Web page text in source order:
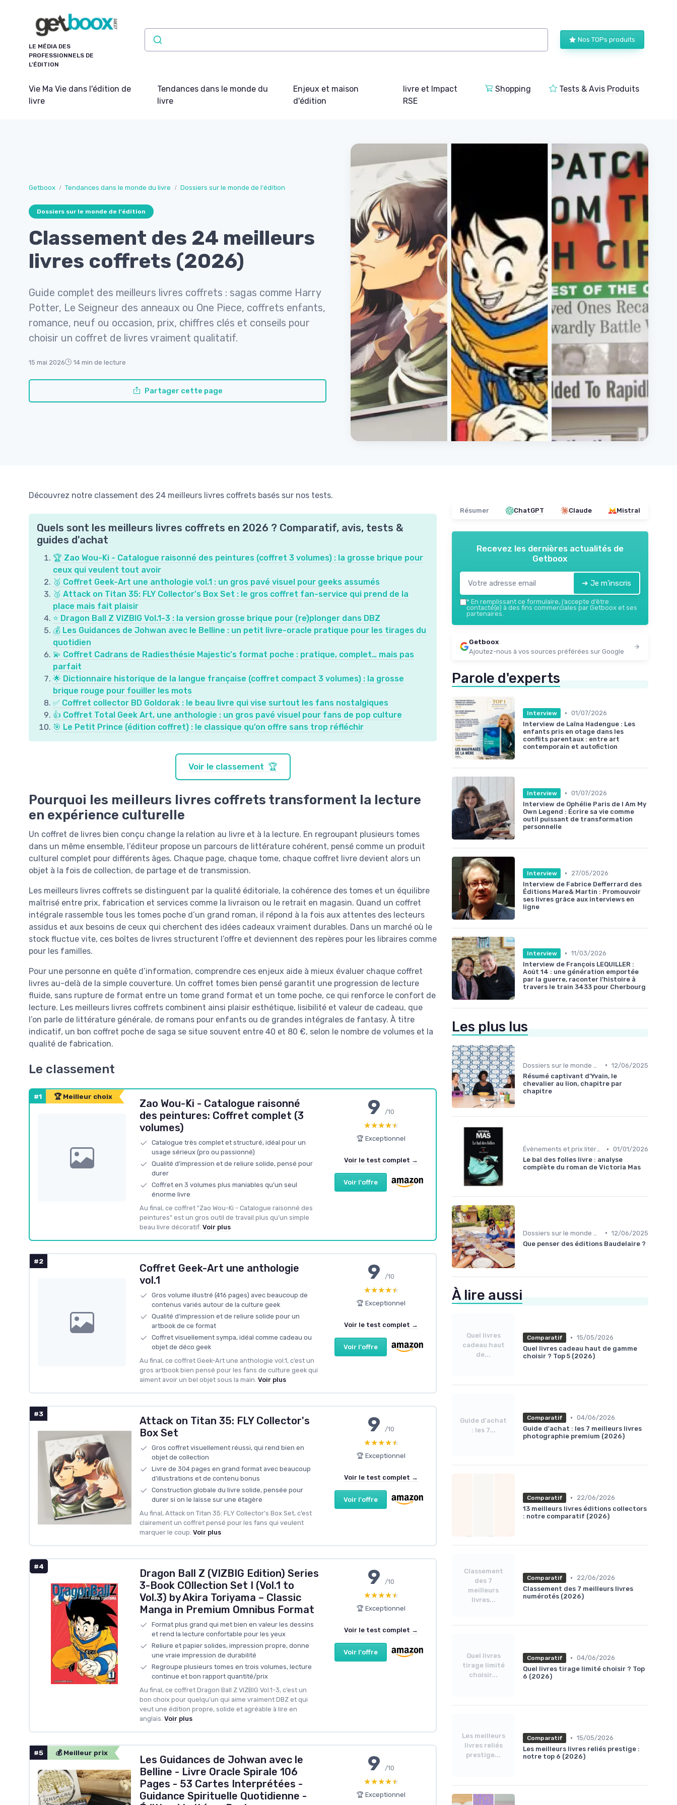
LE MÉDIA DES
PROFESSIONNELS DE
L'ÉDITION
Nos TOPs produits
Vie Ma Vie dans l'édition de
livre
Tendances dans le monde du
livre
Enjeux et maison
d'édition
livre et Impact
RSE
Shopping Tests & Avis Produits
Getboox Tendances dans le monde du livre Dossiers sur le monde de l'édition
Dossiers sur le monde de l'édition
Classement des 24 meilleurs
livres coffrets (2026)
Guide complet des meilleurs livres coffrets : sagas comme Harry
Potter, Le Seigneur des anneaux ou One Piece, coffrets enfants,
romance, neuf ou occasion, prix, chiffres clés et conseils pour
choisir un coffret de livres vraiment qualitatif.
15 mai 2026 14 min de lecture
Partager cette page
Découvrez notre classement des 24 meilleurs livres coffrets basés sur nos tests.
Quels sont les meilleurs livres coffrets en 2026 ? Comparatif, avis, tests &
guides d'achat
🏆 Zao Wou-Ki - Catalogue raisonné des peintures (coffret 3 volumes) : la grosse brique pour
ceux qui veulent tout avoir
🥈 Coffret Geek-Art une anthologie vol.1 : un gros pavé visuel pour geeks assumés
🥉 Attack on Titan 35: FLY Collector's Box Set : le gros coffret fan-service qui prend de la
place mais fait plaisir
⭐ Dragon Ball Z VIZBIG Vol.1-3 : la version grosse brique pour (re)plonger dans DBZ
💰 Les Guidances de Johwan avec le Belline : un petit livre-oracle pratique pour les tirages du
quotidien
💫 Coffret Cadrans de Radiesthésie Majestic's format poche : pratique, complet… mais pas
parfait
🌟 Dictionnaire historique de la langue française (coffret compact 3 volumes) : la grosse
brique rouge pour fouiller les mots
✅ Coffret collector BD Goldorak : le beau livre qui vise surtout les fans nostalgiques
👍 Coffret Total Geek Art, une anthologie : un gros pavé visuel pour fans de pop culture
🎯 Le Petit Prince (édition coffret) : le classique qu’on offre sans trop réfléchir
Voir le classement 🏆
Pourquoi les meilleurs livres coffrets transforment la lecture
en expérience culturelle
Un coffret de livres bien conçu change la relation au livre et à la lecture. En regroupant plusieurs tomes
dans un même ensemble, l’éditeur propose un parcours de littérature cohérent, pensé comme un produit
culturel complet pour différents âges. Chaque page, chaque tome, chaque coffret livre devient alors un
objet à la fois de collection, de partage et de transmission.
Les meilleurs livres coffrets se distinguent par la qualité éditoriale, la cohérence des tomes et un équilibre
maîtrisé entre prix, fabrication et services comme la livraison ou le retrait en magasin. Quand un coffret
intégrale rassemble tous les tomes poche d’un grand roman, il répond à la fois aux attentes des lecteurs
assidus et aux besoins de ceux qui cherchent des idées cadeaux vraiment durables. Dans un marché où le
stock fluctue vite, ces boîtes de livres structurent l’offre et deviennent des repères pour les libraires comme
pour les familles.
Pour une personne en quête d’information, comprendre ces enjeux aide à mieux évaluer chaque coffret
livres au-delà de la simple couverture. Un coffret tomes bien pensé garantit une progression de lecture
fluide, sans rupture de format entre un tome grand format et un tome poche, ce qui renforce le confort de
lecture. Les meilleurs livres coffrets combinent ainsi plaisir esthétique, lisibilité et valeur de cadeau, que
l’on parle de littérature générale, de romans pour enfants ou de grandes intégrales de fantasy. À titre
indicatif, un bon coffret poche de saga se situe souvent entre 40 et 80 €, selon le nombre de volumes et la
qualité de fabrication.
Le classement
#1 🏆 Meilleur choix
Zao Wou-Ki - Catalogue raisonné
des peintures: Coffret complet (3
volumes)
Catalogue très complet et structuré, idéal pour un
usage sérieux (pro ou passionné)
Qualité d’impression et de reliure solide, pensé pour
durer
Coffret en 3 volumes plus maniables qu’un seul
énorme livre
Au final, ce coffret "Zao Wou-Ki - Catalogue raisonné des
peintures" est un gros outil de travail plus qu’un simple
beau livre décoratif. Voir plus
9/10
★★★★★
★★★★★
🏆 Exceptionnel
Voir le test complet →
Voir l'offre
#2
Coffret Geek-Art une anthologie
vol.1
Gros volume illustré (416 pages) avec beaucoup de
contenus variés autour de la culture geek
Qualité d’impression et de reliure solide pour un
artbook de ce format
Coffret visuellement sympa, idéal comme cadeau ou
objet de déco geek
Au final, ce coffret Geek-Art une anthologie vol.1, c’est un
gros artbook bien pensé pour les fans de culture geek qui
aiment avoir un bel objet sous la main. Voir plus
9/10
★★★★★
★★★★★
🏆 Exceptionnel
Voir le test complet →
Voir l'offre
#3
Attack on Titan 35: FLY Collector's
Box Set
Gros coffret visuellement réussi, qui rend bien en
objet de collection
Livre de 304 pages en grand format avec beaucoup
d’illustrations et de contenu bonus
Construction globale du livre solide, pensée pour
durer si on le laisse sur une étagère
Au final, Attack on Titan 35: FLY Collector's Box Set, c’est
clairement un coffret pensé pour les fans qui veulent
marquer le coup. Voir plus
9/10
★★★★★
★★★★★
🏆 Exceptionnel
Voir le test complet →
Voir l'offre
#4
Dragon Ball Z (VIZBIG Edition) Series
3-Book COllection Set I (Vol.1 to
Vol.3) by Akira Toriyama – Classic
Manga in Premium Omnibus Format
Format plus grand qui met bien en valeur les dessins
et rend la lecture confortable pour les yeux
Reliure et papier solides, impression propre, donne
une vraie impression de durabilité
Regroupe plusieurs tomes en trois volumes, lecture
continue et bon rapport quantité/prix
Au final, ce coffret Dragon Ball Z VIZBIG Vol.1-3, c’est un
bon choix pour quelqu’un qui aime vraiment DBZ et qui
veut une édition propre, solide et agréable à lire en
anglais. Voir plus
9/10
★★★★★
★★★★★
🏆 Exceptionnel
Voir le test complet →
Voir l'offre
#5 💰 Meilleur prix
Les Guidances de Johwan avec le
Belline - Livre Oracle Spirale 106
Pages - 53 Cartes Interprétées -
Guidance Spirituelle Quotidienne -
9/10
★★★★★
★★★★★
🏆 Exceptionnel
Résumer ChatGPT Claude Mistral
Recevez les dernières actualités de
Getboox
➔ Je m'inscris
* En remplissant ce formulaire, j’accepte d’être
contacté(e) à des fins commerciales par Getboox et ses
partenaires.
Getboox
Ajoutez-nous à vos sources préférées sur Google
Parole d'experts
Interview • 01/07/2026
Interview de Laïna Hadengue : Les
enfants pris en otage dans les
conflits parentaux : entre art
contemporain et autofiction
Interview • 01/07/2026
Interview de Ophélie Paris de I Am My
Own Legend : Écrire sa vie comme
outil puissant de transformation
personnelle
Interview •
27/05/2026
Interview de Fabrice Defferrard des
Éditions Mare& Martin : Promouvoir
ses livres grâce aux interviews en
ligne
Interview • 11/03/2026
Interview de François LEQUILLER :
Août 14 : une génération emportée
par la guerre, raconter l’histoire à
travers le train 3433 pour Cherbourg
Les plus lus
• 12/06/2025
Résumé captivant d'Yvain, le
chevalier au lion, chapitre par
chapitre
Évènements et prix litéraires • 01/01/2026
Le bal des folles livre : analyse
complète du roman de Victoria Mas
• 12/06/2025
Que penser des éditions Baudelaire ?
À lire aussi
Quel livres
cadeau haut
de...
Comparatif • 15/05/2026
Quel livres cadeau haut de gamme
choisir ? Top 5 (2026)
Guide d'achat
: les 7...
Comparatif • 04/06/2026
Guide d'achat : les 7 meilleurs livres
photographie premium (2026)
Comparatif •
22/06/2026
13 meilleurs livres éditions collectors
: notre comparatif (2026)
Classement
des 7
meilleurs
livres...
Comparatif •
22/06/2026
Classement des 7 meilleurs livres
numérotés (2026)
Quel livres
tirage limité
choisir...
Comparatif • 04/06/2026
Quel livres tirage limité choisir ? Top
6 (2026)
Les meilleurs
livres reliés
prestige...
Comparatif • 15/05/2026
Les meilleurs livres reliés prestige :
notre top 6 (2026)